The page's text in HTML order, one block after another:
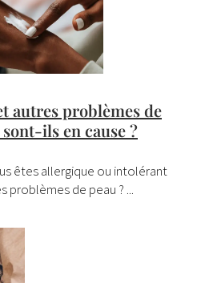
autres problèmes de
ils en cause ?
êtes allergique ou intolérant
problèmes de peau ? ...